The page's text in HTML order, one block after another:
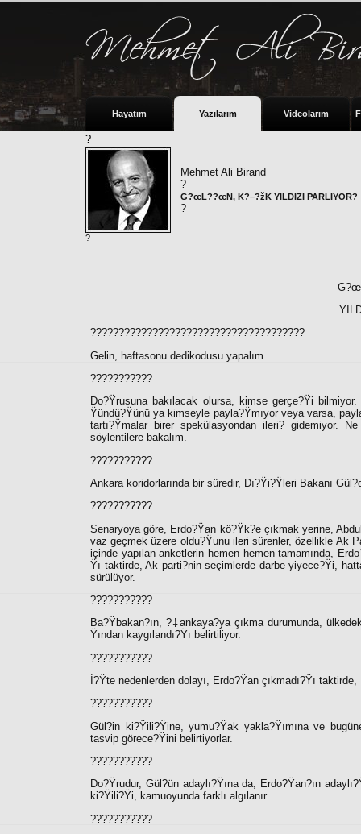
Hayatım Yazılarım Videolarım
?
Mehmet Ali Birand
?
G?œL??œN, K?–?žK YILDIZI PARLIYOR?
?
?
??????????????????????????????????????
Gelin, haftasonu dedikodusu yapalım.
???????????
Do?Ÿrusuna bakılacak olursa, kimse gerçe?Ÿi
Ÿündü?Ÿünü ya kimseyle payla?Ÿmıyor veya varsa,
tartı?Ÿmalar birer spekülasyondan ileri? gidemiyor.
söylentilere bakalım.
???????????
Ankara koridorlarında bir süredir, Dı?Ÿi?Ÿleri Bakanı
???????????
Senaryoya göre, Erdo?Ÿan kö?Ÿk?e çıkmak yerine,
vaz geçmek üzere oldu?Ÿunu ileri sürenler, özellikle Ak
içinde yapılan anketlerin hemen hemen tamamında,
Ÿı taktirde, Ak parti?nin seçimlerde darbe yiyece?Ÿi,
sürülüyor.
???????????
Ba?Ÿbakan?ın, ?‡ankaya?ya çıkma durumunda,
Ÿından kaygılandı?Ÿı belirtiliyor.
???????????
İ?Ÿte nedenlerden dolayı, Erdo?Ÿan çıkmadı?Ÿı
???????????
Gül?in ki?Ÿili?Ÿine, yumu?Ÿak yakla?Ÿımına ve
tasvip görece?Ÿini belirtiyorlar.
???????????
Do?Ÿrudur, Gül?ün adaylı?Ÿına da, Erdo?Ÿan?ın
ki?Ÿili?Ÿi, kamuoyunda farklı algılanır.
???????????